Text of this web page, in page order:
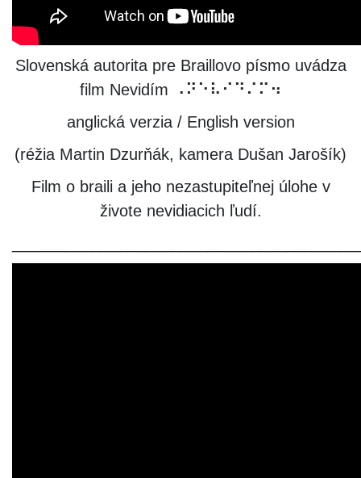
Slovenská autorita pre Braillovo písmo uvádza
film Nevidím ⠠⠝⠑⠧⠊⠙⠌⠍⠲
anglická verzia / English version
(réžia Martin Dzurňák, kamera Dušan Jarošík)
Film o braili a jeho nezastupiteľnej úlohe v
živote nevidiacich ľudí.